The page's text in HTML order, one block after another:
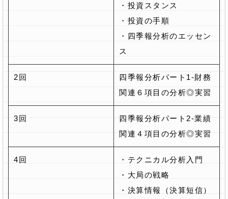
・投資スタンス
・投資の手順
・四季報分析のエッセン
ス
2回
四季報分析パート1-財務
関連６項目の分析◎実習
3回
四季報分析パート2-業績
関連４項目の分析◎実習
4回
・テクニカル分析入門
・大局の戦略
・決算情報（決算短信）